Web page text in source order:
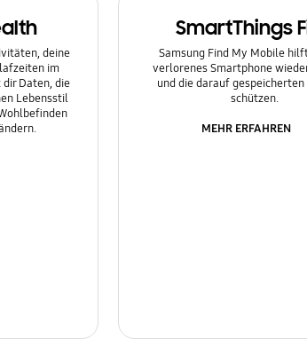
deine
im
Daten, die
Lebensstil
SmartThings
Samsung Find My Mobile
verlorenes Smartphone
und die darauf gespeicherten
schützen.
MEHR ERFAHREN